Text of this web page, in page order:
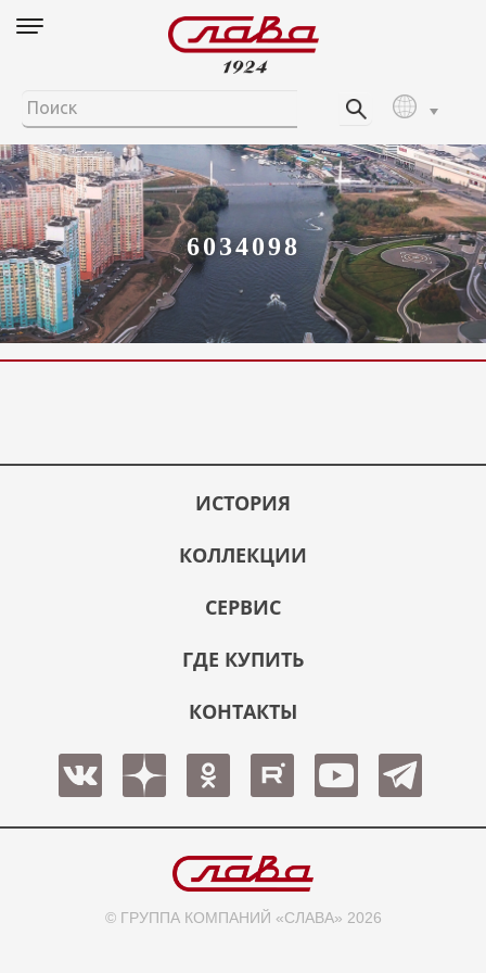
6034098
ИСТОРИЯ
КОЛЛЕКЦИИ
СЕРВИС
ГДЕ КУПИТЬ
КОНТАКТЫ
© ГРУППА КОМПАНИЙ «СЛАВА» 2026